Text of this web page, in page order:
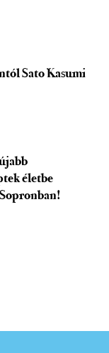
Sato Kasumi
életbe